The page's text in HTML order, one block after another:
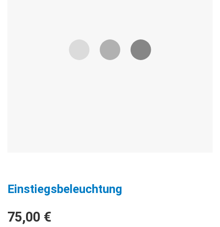
Einstiegsbeleuchtung
75,00 €